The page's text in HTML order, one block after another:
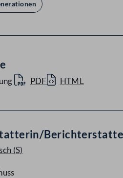
PDF HTML
(S)